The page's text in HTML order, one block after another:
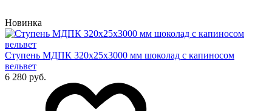
Новинка
Cтупень МДПК 320х25х3000 мм шоколад с капиносом
вельвет
6 280 руб.